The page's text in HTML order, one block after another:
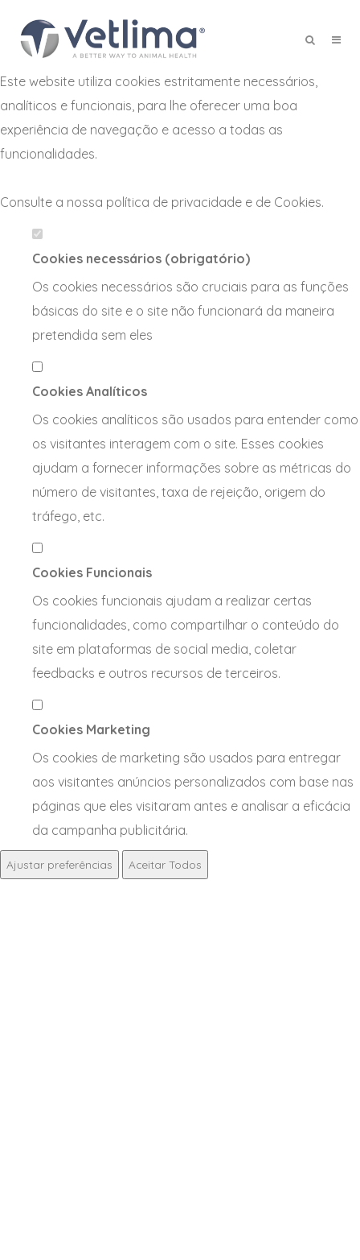
Defina as suas preferências de
cookies para este website.
Este website utiliza cookies estritamente necessários,
analíticos e funcionais, para lhe oferecer uma boa
experiência de navegação e acesso a todas as
funcionalidades.
Consulte a nossa política de privacidade e de Cookies.
Cookies necessários (obrigatório)
Os cookies necessários são cruciais para as funções
básicas do site e o site não funcionará da maneira
pretendida sem eles
Cookies Analíticos
Os cookies analíticos são usados para entender como
os visitantes interagem com o site. Esses cookies
ajudam a fornecer informações sobre as métricas do
número de visitantes, taxa de rejeição, origem do
tráfego, etc.
Cookies Funcionais
Os cookies funcionais ajudam a realizar certas
funcionalidades, como compartilhar o conteúdo do
site em plataformas de social media, coletar
feedbacks e outros recursos de terceiros.
Cookies Marketing
Os cookies de marketing são usados para entregar
aos visitantes anúncios personalizados com base nas
páginas que eles visitaram antes e analisar a eficácia
da campanha publicitária.
Ajustar preferências Aceitar Todos